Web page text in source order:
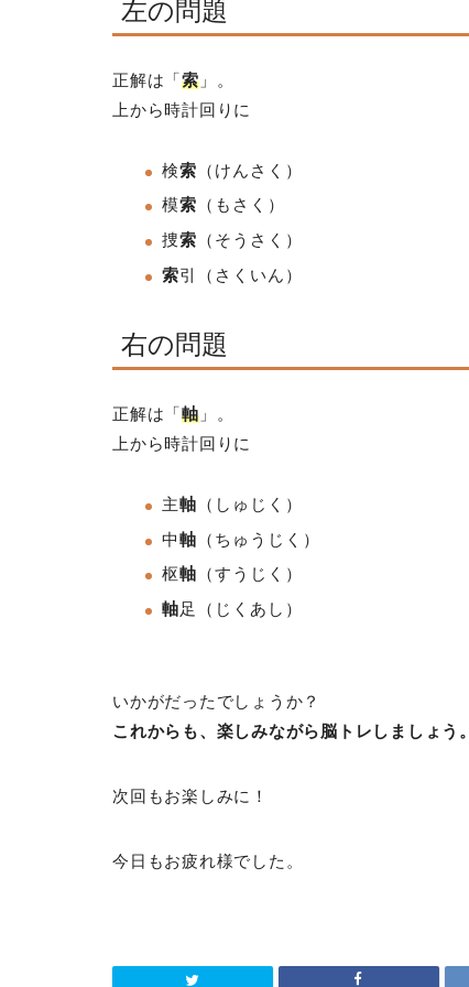
左の問題
正解は「索」。
上から時計回りに
検索 （けんさく）
模索 （もさく）
捜索 （そうさく）
索引 （さくいん）
右の問題
正解は「軸」。
上から時計回りに
主軸 （しゅじく）
中軸 （ちゅうじく）
枢軸 （すうじく ）
軸足 （じくあし）
いかがだったでしょうか？
これからも、楽しみながら脳トレしましょう。
次回もお楽しみに！
今日もお疲れ様でした。